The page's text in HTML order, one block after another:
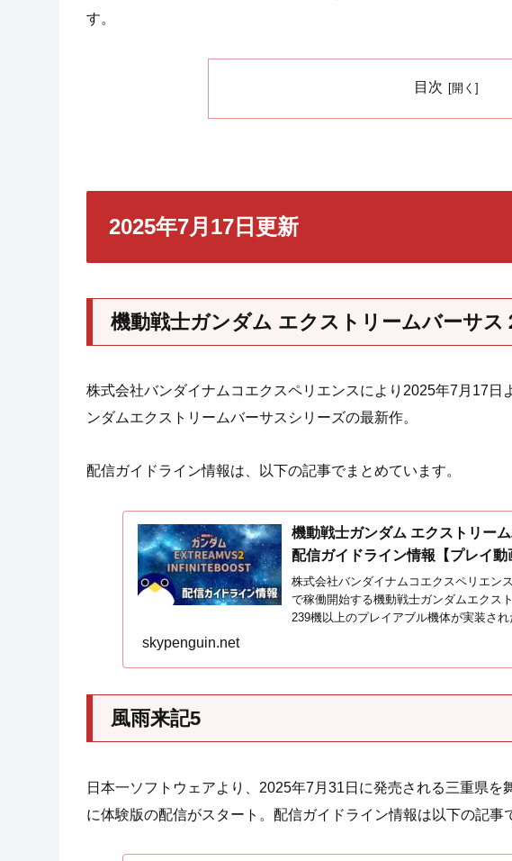
す。
目次
2025年7月17日更新
機動戦士ガンダム エクストリームバーサス
株式会社バンダイナムコエクスペリエンスにより2025年7月17
ンダムエクストリームバーサスシリーズの最新作。
配信ガイドライン情報は、以下の記事でまとめています。
機動戦士ガンダム エクストリー
配信ガイドライン情報【プレイ動
株式会社バンダイナムコエクスペリエン
で稼働開始する機動戦士ガンダムエクス
239機以上のプレイアブル機体が実装さ
skypenguin.net
風雨来記5
日本一ソフトウェアより、2025年7月31日に発売される三重県を
に体験版の配信がスタート。配信ガイドライン情報は以下の記事